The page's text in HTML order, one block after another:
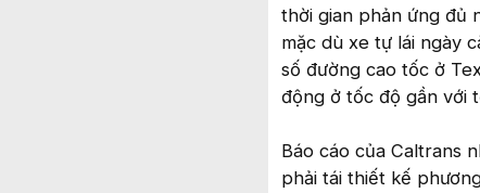
thời gian phản ứng đủ
mặc dù xe tự lái ngày
số đường cao tốc ở
động ở tốc độ gần với
Báo cáo của Caltrans
phải tái thiết kế